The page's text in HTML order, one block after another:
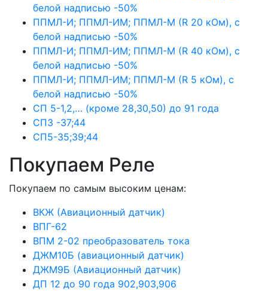
белой надписью -50%
ППМЛ-И; ППМЛ-ИМ; ППМЛ-М (R 20 кОм), с
белой надписью -50%
ППМЛ-И; ППМЛ-ИМ; ППМЛ-М (R 40 кОм), с
белой надписью -50%
ППМЛ-И; ППМЛ-ИМ; ППМЛ-М (R 5 кОм), с
белой надписью -50%
СП 5-1,2,… (кроме 28,30,50) до 91 года
СП3 -37;44
СП5-35;39;44
Покупаем Реле
Покупаем по самым высоким ценам:
ВКЖ (Авиационный датчик)
ВПГ-62
ВПМ 2-02 преобразователь тока
ДЖМ10Б (авиационный датчик)
ДЖМ9Б (Авиационный датчик)
ДП 12 до 90 года 902,903,906